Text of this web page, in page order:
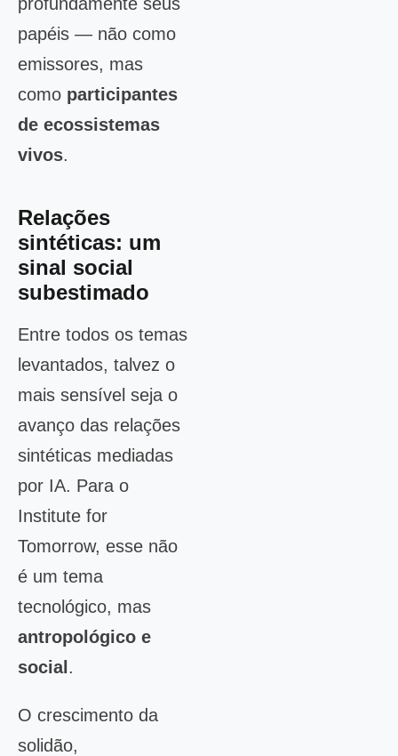
papéis — não como
emissores, mas
como participantes
de ecossistemas
vivos.
Relações
sintéticas: um
sinal social
subestimado
Entre todos os temas
levantados, talvez o
mais sensível seja o
avanço das relações
sintéticas mediadas
por IA. Para o
Institute for
Tomorrow, esse não
é um tema
tecnológico, mas
antropológico e
social .
O crescimento da
solidão,